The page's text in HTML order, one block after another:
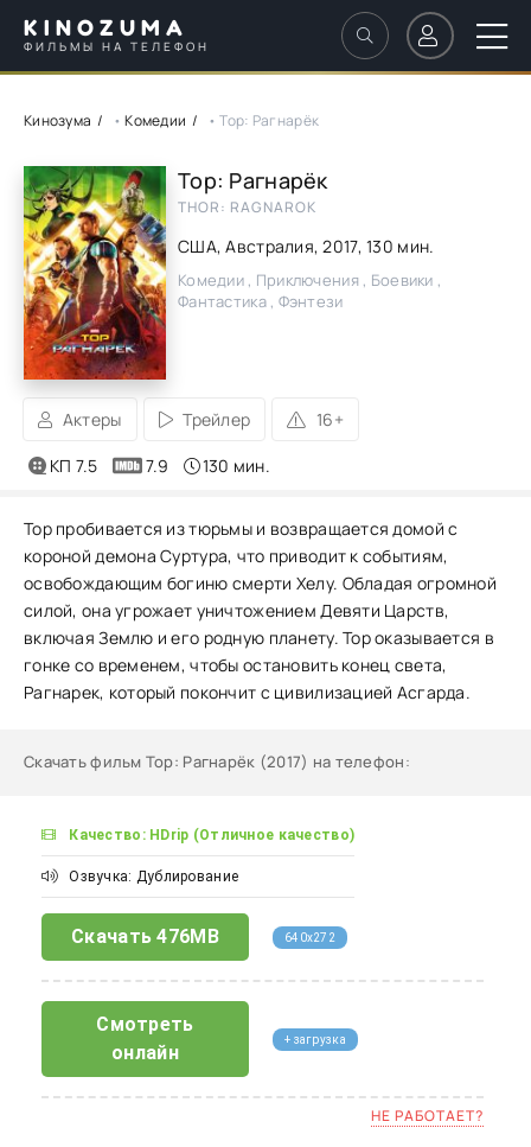
KINOZUMA
ФИЛЬМЫ НА ТЕЛЕФОН
Кинозума •Комедии • Тор: Рагнарёк
Тор: Рагнарёк
THOR: RAGNAROK
США, Австралия,2017, 130 мин.
Комедии , Приключения , Боевики ,
Фантастика , Фэнтези
Актеры Трейлер 16+
КП 7.5 7.9 130 мин.
Тор пробивается из тюрьмы и возвращается домой с
короной демона Суртура, что приводит к событиям,
освобождающим богиню смерти Хелу. Обладая огромной
силой, она угрожает уничтожением Девяти Царств,
включая Землю и его родную планету. Тор оказывается в
гонке со временем, чтобы остановить конец света,
Рагнарек, который покончит с цивилизацией Асгарда.
Скачать фильм Тор: Рагнарёк (2017) на телефон:
Качество: HDrip (Отличное качество)
Озвучка: Дублирование
Скачать476MB 640x272
Смотреть
онлайн
+ загрузка
НЕ РАБОТАЕТ?